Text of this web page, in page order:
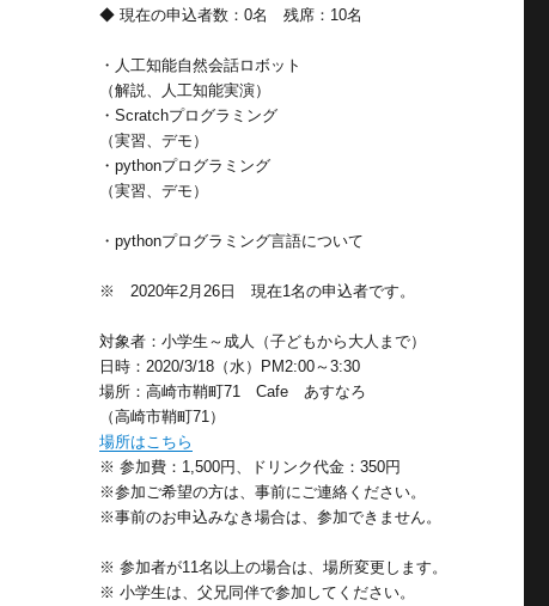
◆ 現在の申込者数：0名 残席：10名
・人工知能自然会話ロボット
（解説、人工知能実演）
・Scratchプログラミング
（実習、デモ）
・pythonプログラミング
（実習、デモ）
・pythonプログラミング言語について
※ 2020年2月26日 現在1名の申込者です。
対象者：小学生～成人（子どもから大人まで）
日時：2020/3/18（水）PM2:00～3:30
場所：高崎市鞘町71 Cafe あすなろ
（高崎市鞘町71）
場所はこちら
※ 参加費：1,500円、ドリンク代金：350円
※参加ご希望の方は、事前にご連絡ください。
※事前のお申込みなき場合は、参加できません。
※ 参加者が11名以上の場合は、場所変更します。
※ 小学生は、父兄同伴で参加してください。